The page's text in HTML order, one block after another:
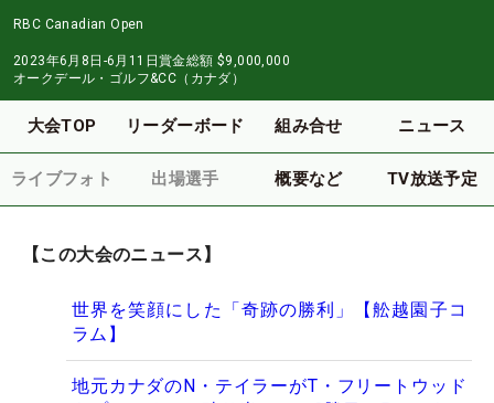
RBC Canadian Open
2023年6月8日-6月11日賞金総額 $9,000,000
オークデール・ゴルフ&CC（カナダ）
大会TOP リーダーボード 組み合せ ニュース
ライブフォト 出場選手 概要など TV放送予定
【この大会のニュース】
世界を笑顔にした「奇跡の勝利」【舩越園子コ
ラム】
地元カナダのN・テイラーがT・フリートウッド